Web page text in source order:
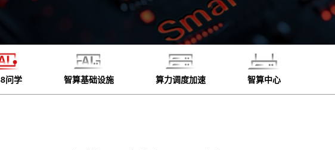
问学 智算基础设施 算力调度加速 智算中心